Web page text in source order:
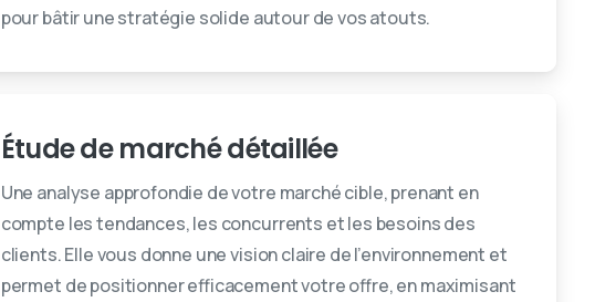
pour bâtir une stratégie solide autour de vos atouts.
Étude de marché détaillée
Une analyse approfondie de votre marché cible, prenant en
compte les tendances, les concurrents et les besoins des
clients. Elle vous donne une vision claire de l’environnement et
permet de positionner efficacement votre offre, en maximisant